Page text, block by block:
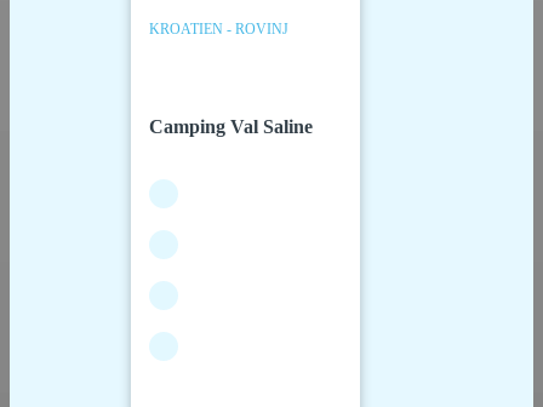
KROATIEN - ROVINJ
Camping Val Saline